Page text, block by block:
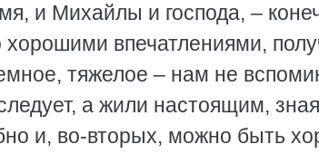
и Михайлы и господа, –
впечатлениями,
тяжелое – нам не
а жили настоящим,
и, во-вторых, можно быть